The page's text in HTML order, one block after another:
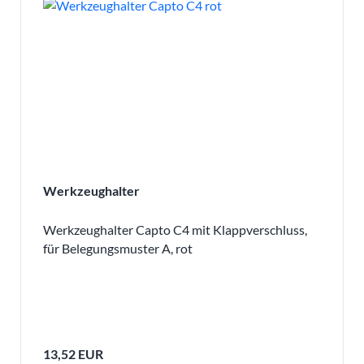
Werkzeughalter
Werkzeughalter Capto C4 mit Klappverschluss,
für Belegungsmuster A, rot
13,52 EUR